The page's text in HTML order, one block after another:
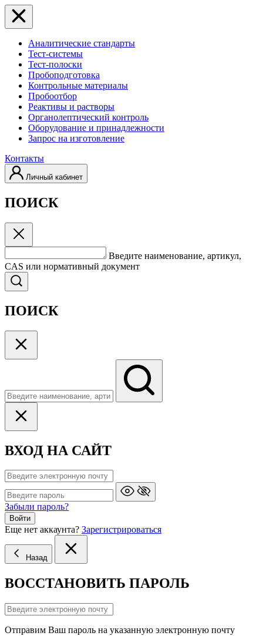
Аналитические стандарты
Тест-системы
Тест-полоски
Пробоподготовка
Контрольные материалы
Пробоотбор
Реактивы и растворы
Органолептический контроль
Оборудование и принадлежности
Запрос на изготовление
Контакты
Личный кабинет
ПОИСК
Введите наименование, артикул,
CAS или нормативный документ
ПОИСК
ВХОД НА САЙТ
Забыли пароль?
Войти
Еще нет аккаунта? Зарегистрироваться
Назад
ВОССТАНОВИТЬ ПАРОЛЬ
Отправим Ваш пароль на указанную электронную почту